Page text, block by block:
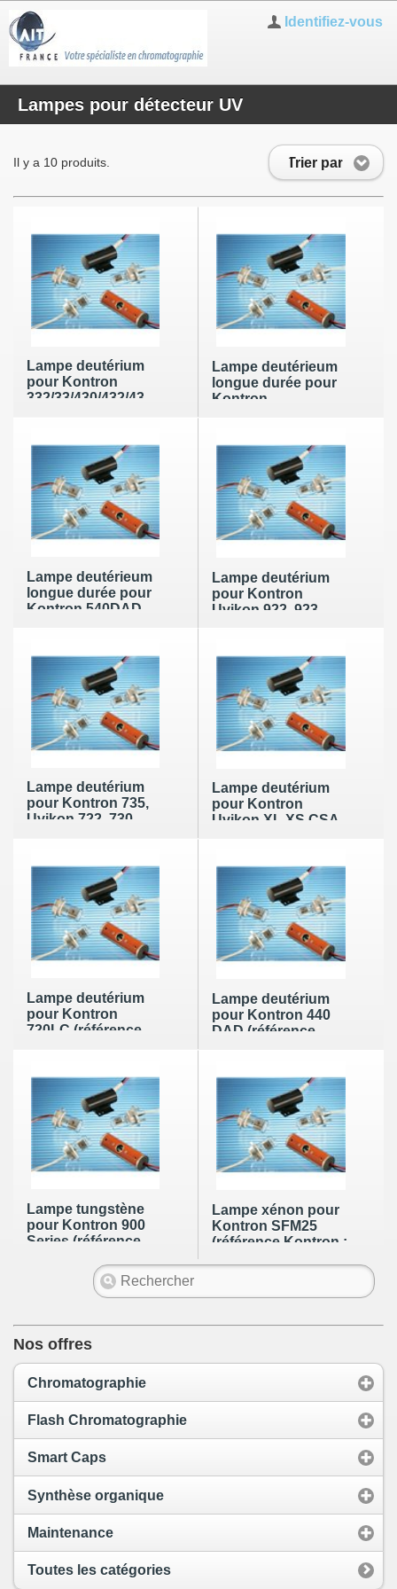
Identifiez-vous
Lampes pour détecteur UV
Trier par
Il y a 10 produits.
Lampe deutérium
pour Kontron
332/33/430/432/433/535/770
: 93-00636)
Lampe deutérieum
longue durée pour
Kontron
91-91494)
Lampe deutérieum
longue durée pour
Kontron 540DAD
: 54-02007)
Lampe deutérium
pour Kontron
Uvikon 922, 923,
Kontron : 90-
00782ST)
Lampe deutérium
pour Kontron 735,
Uvikon 722, 730
Lampe deutérium
pour Kontron
Uvikon XL XS CSA
Lampe deutérium
pour Kontron
720LC (référence
Lampe deutérium
pour Kontron 440
DAD (référence
Lampe tungstène
pour Kontron 900
Series (référence
Lampe xénon pour
Kontron SFM25
(référence Kontron :
Nos offres
Chromatographie
Flash Chromatographie
Smart Caps
Synthèse organique
Maintenance
Toutes les catégories